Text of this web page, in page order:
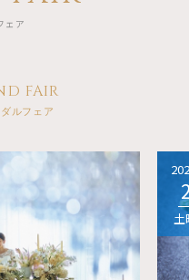
ェア
FAIR
ルフェア
土